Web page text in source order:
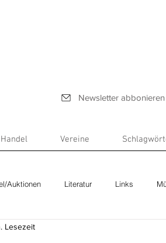
Newsletter abbonieren
Handel Vereine
Auktionen Literatur Links
Lesezeit